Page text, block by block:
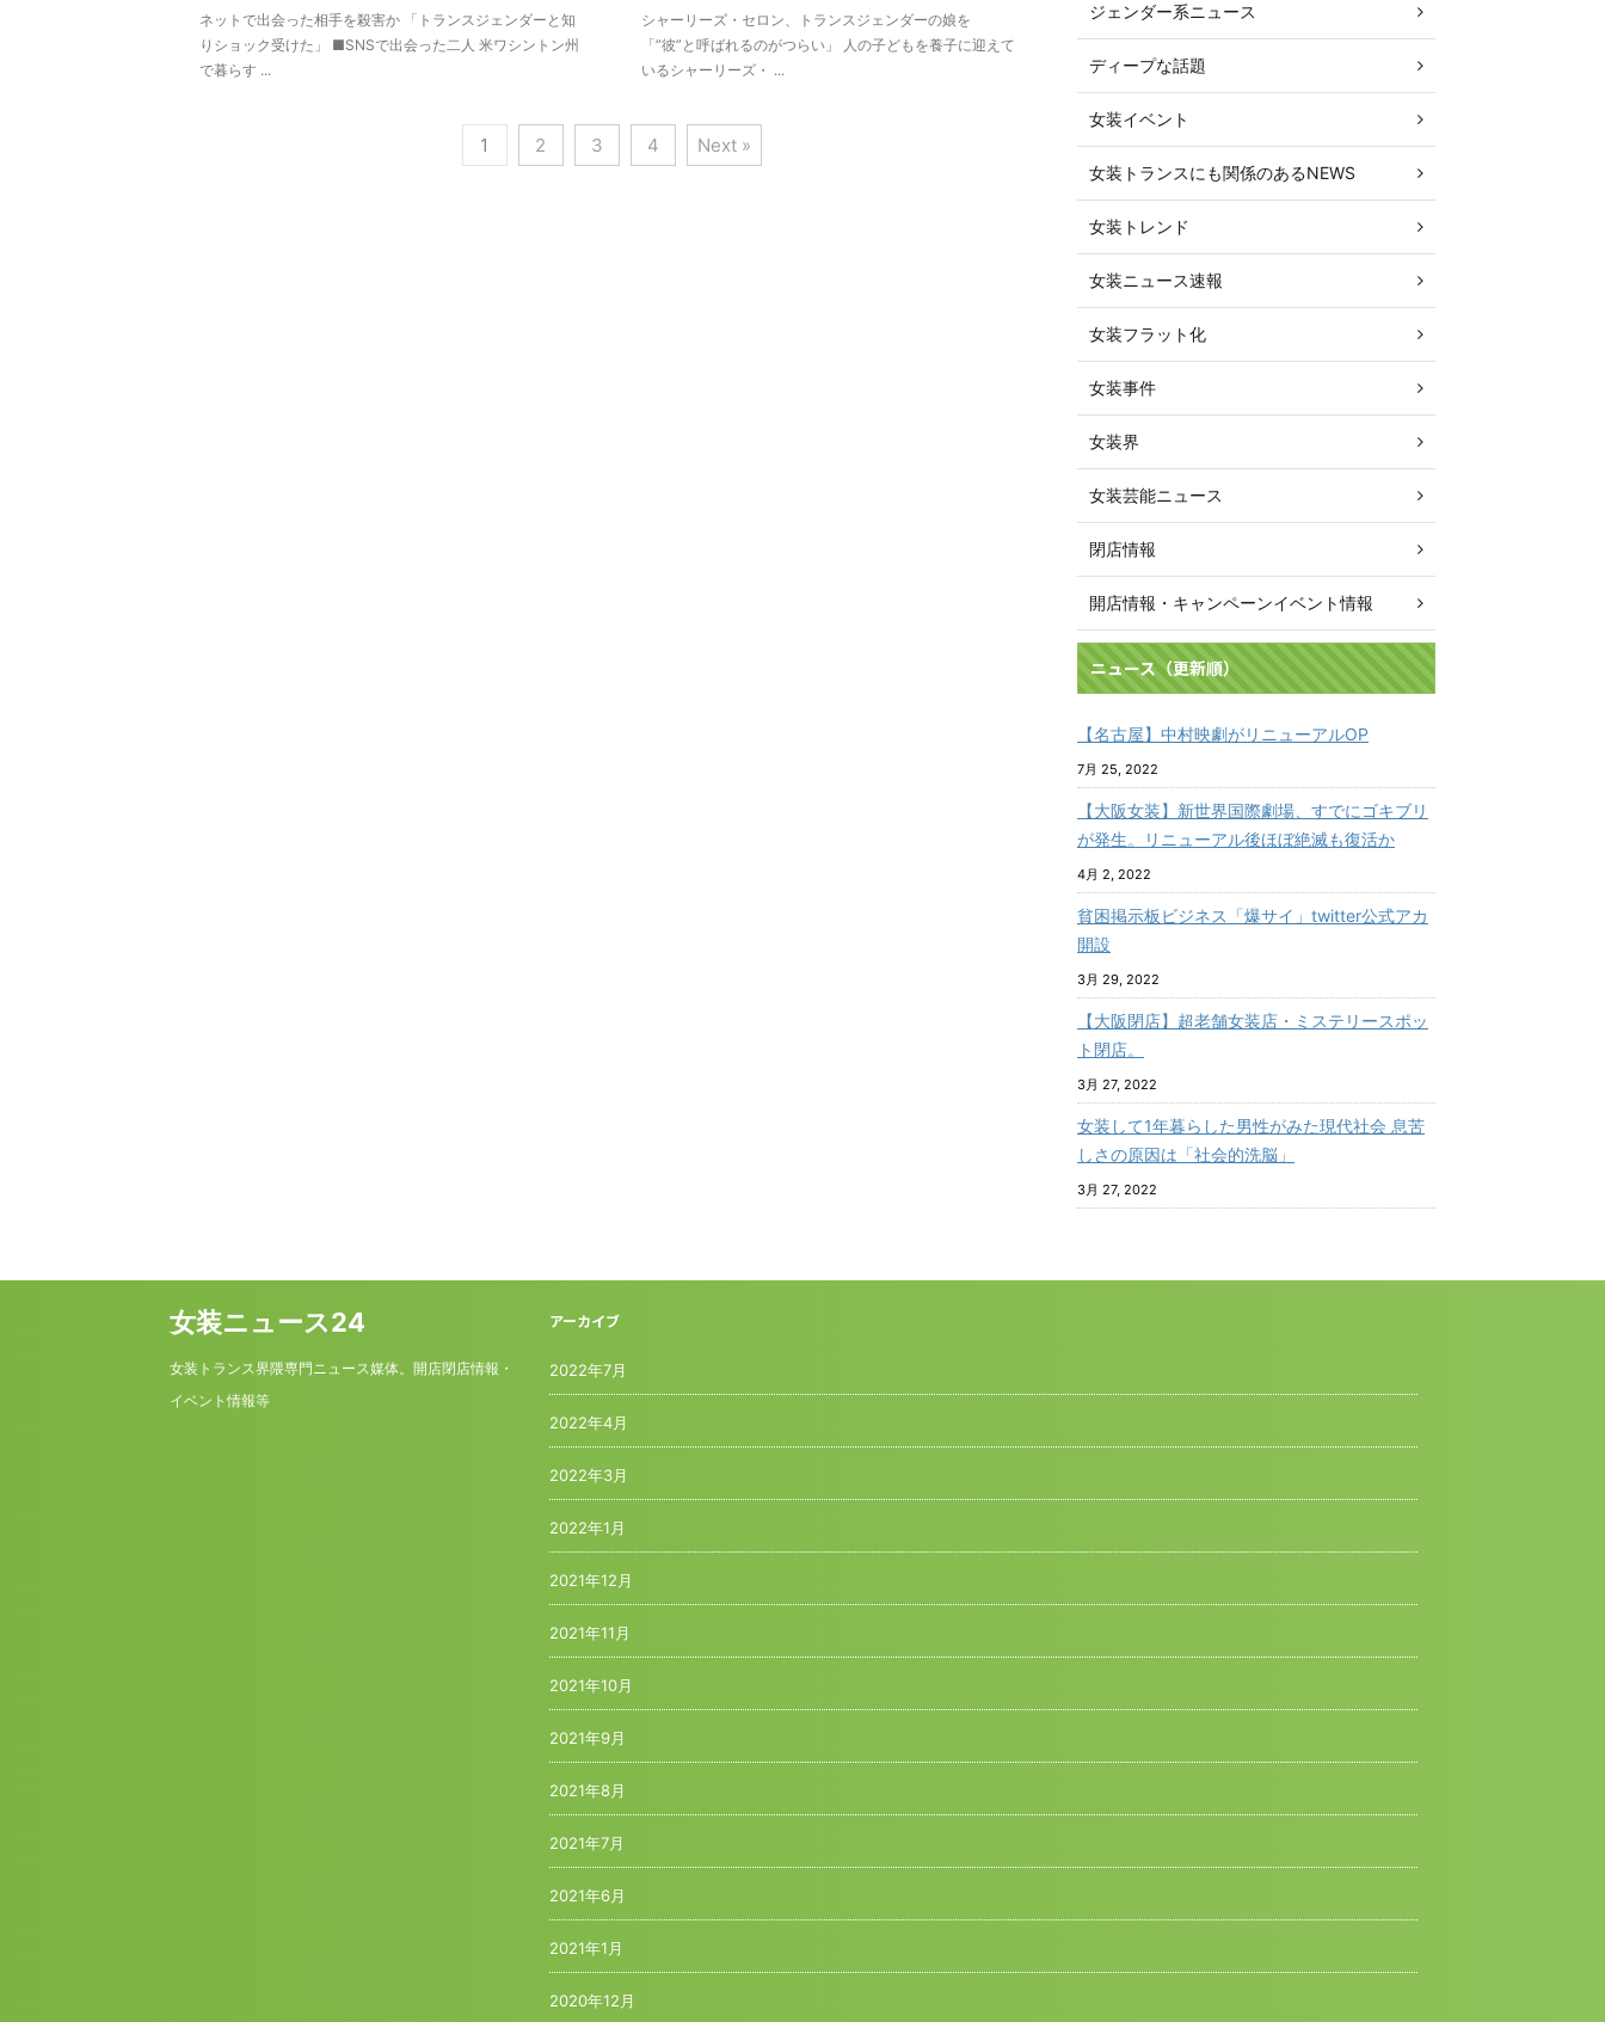
ネットで出会った相手を殺害か 「トランスジェンダーと知
りショック受けた」 ■SNSで出会った二人 米ワシントン州
で暮らす ...
シャーリーズ・セロン、トランスジェンダーの娘を
「”彼”と呼ばれるのがつらい」 人の子どもを養子に迎えて
いるシャーリーズ・ ...
1 2 3 4 Next »
ジェンダー系ニュース
ディープな話題
女装イベント
女装トランスにも関係のあるNEWS
女装トレンド
女装ニュース速報
女装フラット化
女装事件
女装界
女装芸能ニュース
閉店情報
開店情報・キャンペーンイベント情報
ニュース（更新順）
【名古屋】中村映劇がリニューアルOP
7月 25, 2022
【大阪女装】新世界国際劇場、すでにゴキブリ
が発生。リニューアル後ほぼ絶滅も復活か
4月 2, 2022
貧困掲示板ビジネス「爆サイ」twitter公式アカ
開設
3月 29, 2022
【大阪閉店】超老舗女装店・ミステリースポッ
ト閉店。
3月 27, 2022
女装して1年暮らした男性がみた現代社会 息苦
しさの原因は「社会的洗脳」
3月 27, 2022
アーカイブ
2022年7月
2022年4月
2022年3月
2022年1月
2021年12月
2021年11月
2021年10月
2021年9月
2021年8月
2021年7月
2021年6月
2021年1月
2020年12月
女装ニュース24
女装トランス界隈専門ニュース媒体。開店閉店情報・
イベント情報等